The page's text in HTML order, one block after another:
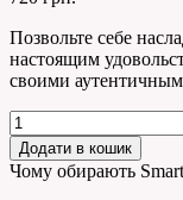
Позвольте себе
настоящим
своими
Грудка
куряча
сиров’ялена
кількість
Додати в кошик
Чому обирають